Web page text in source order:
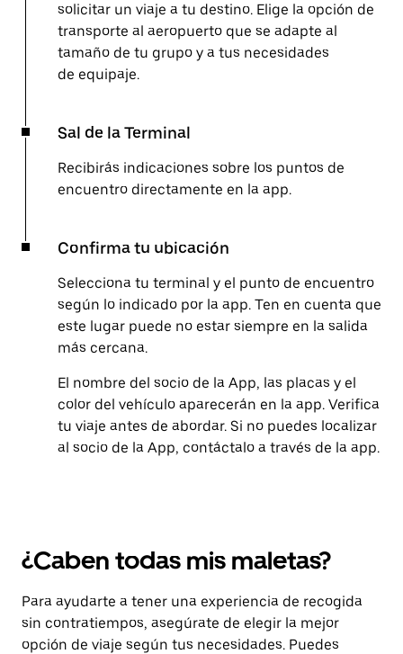
solicitar un viaje a tu destino. Elige la opción de
transporte al aeropuerto que se adapte al
tamaño de tu grupo y a tus necesidades
de equipaje.
Sal de la Terminal
Recibirás indicaciones sobre los puntos de
encuentro directamente en la app.
Confirma tu ubicación
Selecciona tu terminal y el punto de encuentro
según lo indicado por la app. Ten en cuenta que
este lugar puede no estar siempre en la salida
más cercana.
El nombre del socio de la App, las placas y el
color del vehículo aparecerán en la app. Verifica
tu viaje antes de abordar. Si no puedes localizar
al socio de la App, contáctalo a través de la app.
¿Caben todas mis maletas?
Para ayudarte a tener una experiencia de recogida
sin contratiempos, asegúrate de elegir la mejor
opción de viaje según tus necesidades. Puedes